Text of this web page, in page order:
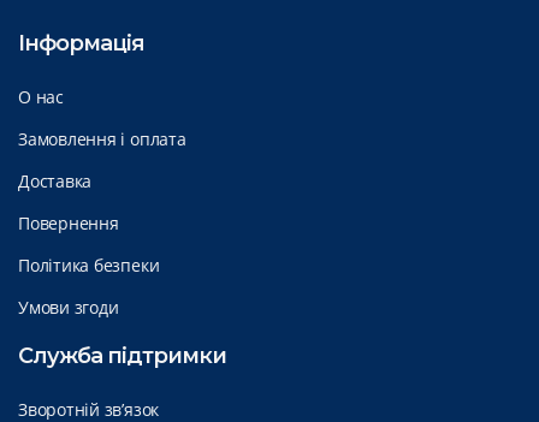
Інформація
О нас
Замовлення і оплата
Доставка
Повернення
Політика безпеки
Умови згоди
Служба підтримки
Зворотній зв’язок